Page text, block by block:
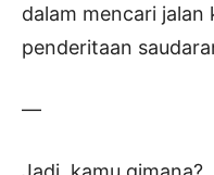
dalam mencari jalan
penderitaan
—